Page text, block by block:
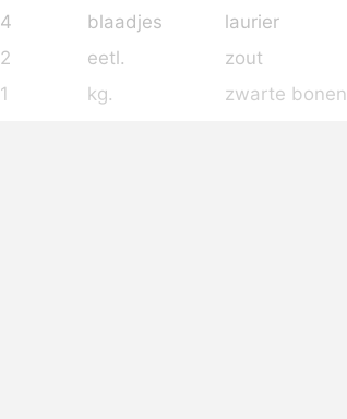
4
blaadjes
laurier
2
eetl.
zout
1
kg. zwarte bonen